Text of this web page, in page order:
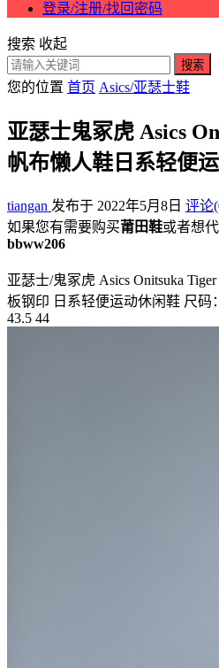
登录/注册/找回密码
搜索 收起
搜索
您的位置 首页 Asics/亚瑟士鞋
亚瑟士鬼冢虎 Asics
帆布懒人鞋日系轻便
tiangan 发布于 2022年5月8日 评论
如果您有需要购买莆田鞋或者想
bbww206
亚瑟士/鬼冢虎 Asics Onitsuka
板钢印 日系轻便运动休闲鞋 尺码
43.5 44